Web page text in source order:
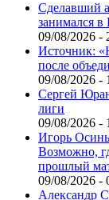
Сделавший
занимался в
09/08/2026 -
Источник:
после
09/08/2026 -
Сергей
лиги
09/08/2026 -
Игорь
Возможно,
прошлый
09/08/2026 -
Александр